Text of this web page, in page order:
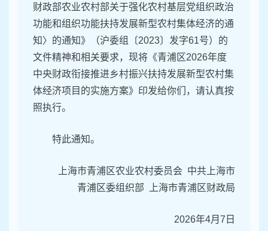
财政部农业农村部关于强化农村基层党组织政治
功能和组织功能扶持发展新型农村集体经济的通
知〉的通知》（沪委组〔2023〕发字61号）的
文件精神和相关要求，现将《青浦区2026年度
中央财政衔接推进乡村振兴扶持发展新型农村集
体经济项目的实施方案》印发给你们，请认真按
照执行。
特此通知。
上海市青浦区农业农村委员会 中共上海市
青浦区委组织部
上海市青浦区财政局
2026年4月7日